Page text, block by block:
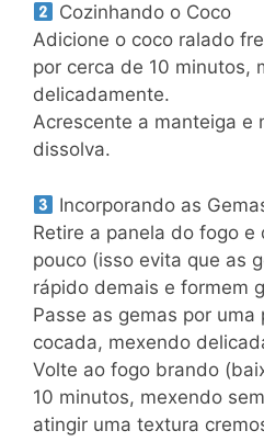
Cozinhando o Coco
Adicione o coco ralado
por cerca de 10 minutos,
delicadamente.
Acrescente a manteiga e
dissolva.
Incorporando as
Retire a panela do fogo e
pouco (isso evita que as
rápido demais e formem
Passe as gemas por
cocada, mexendo
Volte ao fogo brando
10 minutos, mexendo
atingir uma textura